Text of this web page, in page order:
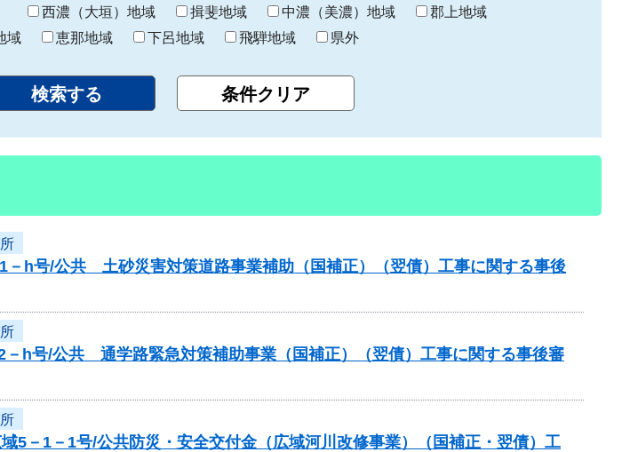
わ
り
西濃（大垣）地域 揖斐地域 中濃（美濃）地域
郡上地域
域 恵那地域 下呂地域 飛騨地域 県外
－h号/公共 土砂災害対策道路事業補助（国補正）（翌債）工事に関する事後
－h号/公共 通学路緊急対策補助事業（国補正）（翌債）工事に関する事後審
5－1－1号/公共防災・安全交付金（広域河川改修事業）（国補正・翌債）工